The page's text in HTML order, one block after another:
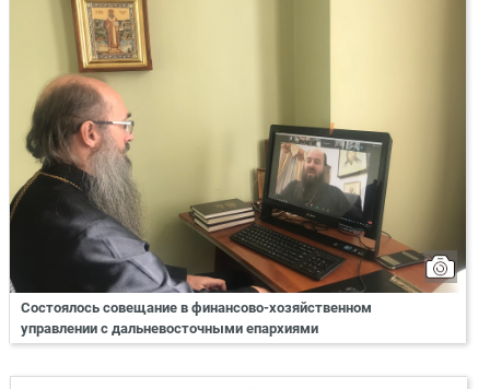
Состоялось совещание в финансово-хозяйственном
управлении с дальневосточными епархиями